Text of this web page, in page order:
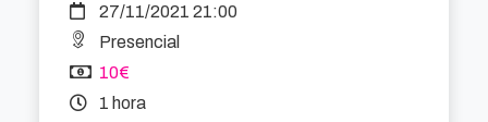
27/11/2021 21:00
Presencial
10€
1 hora